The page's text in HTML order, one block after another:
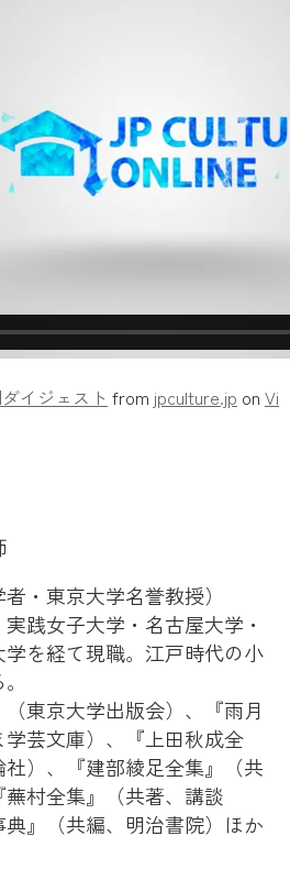
イジェスト from jpculture.jp on Vi
東京大学名誉教授）
践女子大学・名古屋大学・
を経て現職。江戸時代の小
東京大学出版会）、『雨月
芸文庫）、『上田秋成全
）、『建部綾足全集』（共
村全集』（共著、講談
』（共編、明治書院）ほか